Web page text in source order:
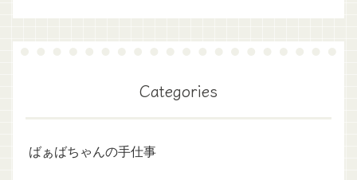
Categories
ばぁばちゃんの手仕事